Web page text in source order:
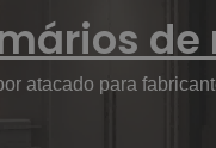
atacado para